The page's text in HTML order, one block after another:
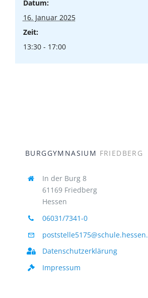
Datum:
16. Januar 2025
Zeit:
13:30 - 17:00
BURGGYMNASIUM FRIEDBERG
In der Burg 8
61169 Friedberg
Hessen
06031/7341-0
Datenschutzerklärung
Impressum